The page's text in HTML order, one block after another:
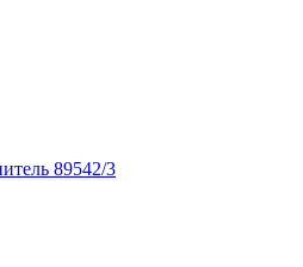
89542/3